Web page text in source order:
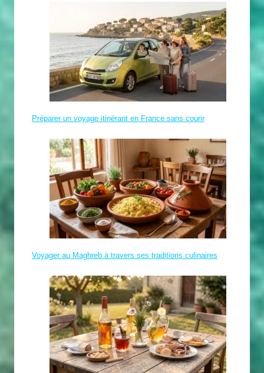
Préparer un voyage itinérant en France sans courir
Voyager au Maghreb à travers ses traditions culinaires